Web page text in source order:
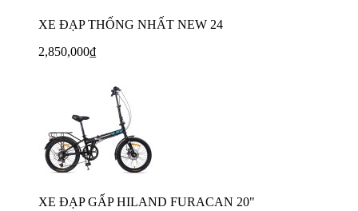
XE ĐẠP THỐNG NHẤT NEW 24
2,850,000₫
XE ĐẠP GẤP HILAND FURACAN 20"